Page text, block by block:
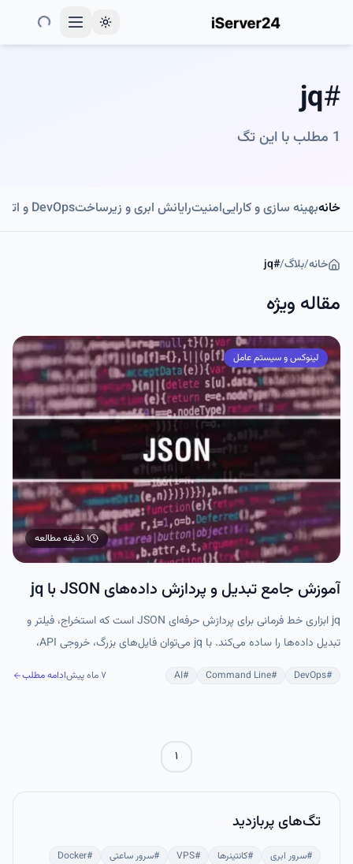
Toggle theme
#
jq
1 مطلب با این تگ
خانهبهینه سازی و کاراییامنیترایانش ابری و زیرساختDevOps و اتوماسیون
خانه/بلاگ/
#
jq
مقاله ویژه
لینوکس و سیستم عامل
۱ دقیقه مطالعه
آموزش جامع تبدیل و پردازش داده‌های JSON با jq
jq ابزاری خط فرمانی برای پردازش حرفه‌ای JSON است که استخراج، فیلتر و
تبدیل داده‌ها را ساده می‌کند. با jq می‌توان فایل‌های بزرگ، خروجی API،
#
DevOps
#
Command Line
#
AI ۷ ماه پیش ادامه مطلب
۱
تگ‌های پربازدید
#سرور ابری #کانتینرها #
VPS
#سرور ساعتی #
Docker